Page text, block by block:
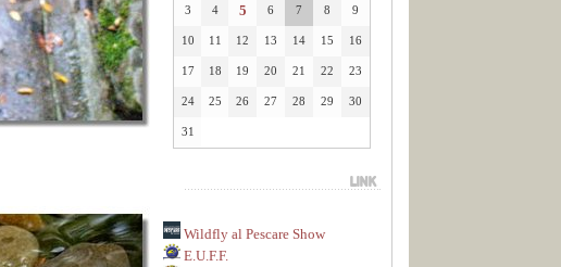
3 4 5 6 7 8 9
10 11 12 13 14 15 16
17 18 19 20 21 22 23
24 25 26 27 28 29 30
31
Wildfly al Pescare Show
E.U.F.F.